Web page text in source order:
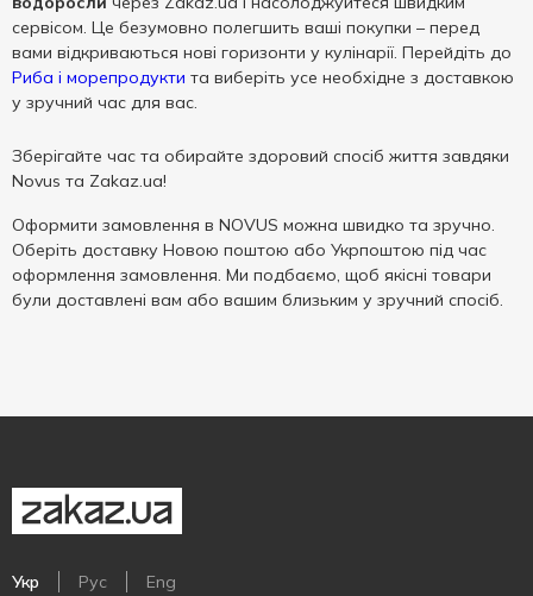
сервісом. Це безумовно полегшить ваші покупки – перед
вами відкриваються нові горизонти у кулінарії. Перейдіть до
Риба і морепродукти та виберіть усе необхідне з доставкою
у зручний час для вас.
Зберігайте час та обирайте здоровий спосіб життя завдяки
Novus та Zakaz.ua!
Оформити замовлення в NOVUS можна швидко та зручно.
Оберіть доставку Новою поштою або Укрпоштою під час
оформлення замовлення. Ми подбаємо, щоб якісні товари
були доставлені вам або вашим близьким у зручний спосіб.
Укр Рус Eng